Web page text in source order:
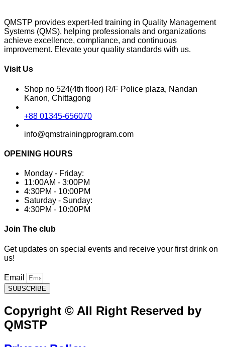
QMSTP provides expert-led training in Quality Management
Systems (QMS), helping professionals and organizations
achieve excellence, compliance, and continuous
improvement. Elevate your quality standards with us.
Visit Us
Shop no 524(4th floor) R/F Police plaza, Nandan
Kanon, Chittagong
+88 01345-656070
info@qmstrainingprogram.com
OPENING HOURS
Monday - Friday:
11:00AM - 3:00PM
4:30PM - 10:00PM
Saturday - Sunday:
4:30PM - 10:00PM
Join The club
Get updates on special events and receive your first drink on
us!
Email
SUBSCRIBE
Copyright © All Right Reserved by
QMSTP